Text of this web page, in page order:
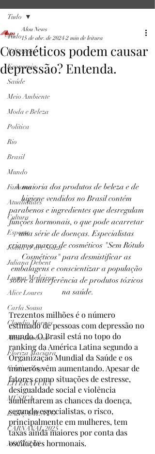
Tudo
Educação
Economia
Saúde
Meio Ambiente
Moda e Beleza
Política
Rio
Brasil
Mundo
Famosos
Atualidades
Cultura
Esporte
Joana D'arc Souza
Juliana Debent
Luana Medeiros
Alice Loures
Carla Sousa
Claudio Moraes
Aline Barbosa
Floriza Macieira
Cristine Zago
LITERATURA
MÚSICA
LANÇAMENTO
CARNAVAL 2025
NOTÍCIAS
Tudo
Cosméticos podem causar
depressão? Entenda.
Alou News
15 de abr. de 2024 2 min de leitura
A maioria dos produtos de beleza e de
higiene vendidos no Brasil contém
parabenos e ingredientes que desregulam
funções hormonais, o que pode acarretar
uma série de doenças. Especialistas
criam a marca de cosméticos "Sem Rótulo
Cosméticos" para desmistificar as
embalagens e conscientizar a população
sobre a interferência de produtos tóxicos
na saúde.
Trezentos milhões é o número
estimado de pessoas com depressão no
mundo. O Brasil está no topo do
ranking da América Latina segundo a
Organização Mundial da Saúde e os
números vêm aumentando. Apesar de
fatores como situações de estresse,
desigualdade social e violência
aumentarem as chances da doença,
segundo especialistas, o risco,
principalmente em mulheres, tem
taxas ainda maiores por conta das
oscilações hormonais.